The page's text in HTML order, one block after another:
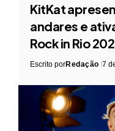
KitKat
andares e
Rock in Rio
Escrito porRedação 7